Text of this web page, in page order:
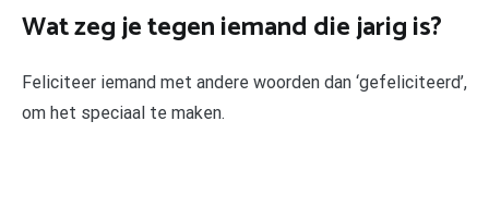
Wat zeg je tegen iemand die jarig is?
Feliciteer iemand met andere woorden dan ‘gefeliciteerd’,
om het speciaal te maken.